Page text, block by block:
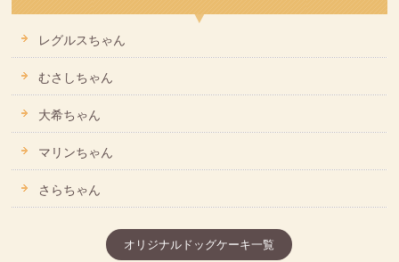
レグルスちゃん
むさしちゃん
大希ちゃん
マリンちゃん
さらちゃん
オリジナルドッグケーキ一覧